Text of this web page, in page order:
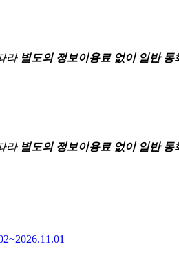
라 별도의 정보이용료 없이 일반 통
라 별도의 정보이용료 없이 일반 통